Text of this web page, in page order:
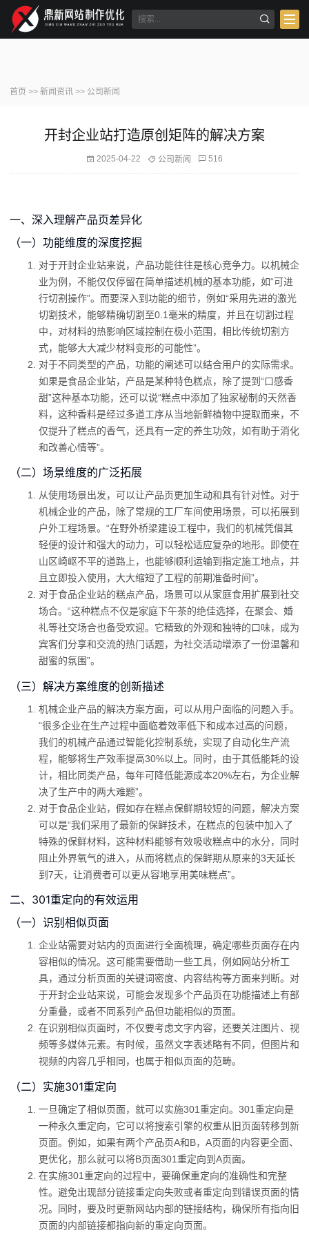
首页 >> 新闻资讯 >> 公司新闻
开封企业站打造原创矩阵的解决方案
2025-04-22 公司新闻 516
一、深入理解产品页差异化
（一）功能维度的深度挖掘
对于开封企业站来说，产品功能往往是核心竞争力。以机械企
业为例，不能仅仅停留在简单描述机械的基本功能，如“可进
行切割操作”。而要深入到功能的细节，例如“采用先进的激光
切割技术，能够精确切割至0.1毫米的精度，并且在切割过程
中，对材料的热影响区域控制在极小范围，相比传统切割方
式，能够大大减少材料变形的可能性”。
对于不同类型的产品，功能的阐述可以结合用户的实际需求。
如果是食品企业站，产品是某种特色糕点，除了提到“口感香
甜”这种基本功能，还可以说“糕点中添加了独家秘制的天然香
料，这种香料是经过多道工序从当地新鲜植物中提取而来，不
仅提升了糕点的香气，还具有一定的养生功效，如有助于消化
和改善心情等”。
（二）场景维度的广泛拓展
从使用场景出发，可以让产品页更加生动和具有针对性。对于
机械企业的产品，除了常规的工厂车间使用场景，可以拓展到
户外工程场景。“在野外桥梁建设工程中，我们的机械凭借其
轻便的设计和强大的动力，可以轻松适应复杂的地形。即使在
山区崎岖不平的道路上，也能够顺利运输到指定施工地点，并
且立即投入使用，大大缩短了工程的前期准备时间”。
对于食品企业站的糕点产品，场景可以从家庭食用扩展到社交
场合。“这种糕点不仅是家庭下午茶的绝佳选择，在聚会、婚
礼等社交场合也备受欢迎。它精致的外观和独特的口味，成为
宾客们分享和交流的热门话题，为社交活动增添了一份温馨和
甜蜜的氛围”。
（三）解决方案维度的创新描述
机械企业产品的解决方案方面，可以从用户面临的问题入手。
“很多企业在生产过程中面临着效率低下和成本过高的问题，
我们的机械产品通过智能化控制系统，实现了自动化生产流
程，能够将生产效率提高30%以上。同时，由于其低能耗的设
计，相比同类产品，每年可降低能源成本20%左右，为企业解
决了生产中的两大难题”。
对于食品企业站，假如存在糕点保鲜期较短的问题，解决方案
可以是“我们采用了最新的保鲜技术，在糕点的包装中加入了
特殊的保鲜材料，这种材料能够有效吸收糕点中的水分，同时
阻止外界氧气的进入，从而将糕点的保鲜期从原来的3天延长
到7天，让消费者可以更从容地享用美味糕点”。
二、301重定向的有效运用
（一）识别相似页面
企业站需要对站内的页面进行全面梳理，确定哪些页面存在内
容相似的情况。这可能需要借助一些工具，例如网站分析工
具，通过分析页面的关键词密度、内容结构等方面来判断。对
于开封企业站来说，可能会发现多个产品页在功能描述上有部
分重叠，或者不同系列产品但功能相似的页面。
在识别相似页面时，不仅要考虑文字内容，还要关注图片、视
频等多媒体元素。有时候，虽然文字表述略有不同，但图片和
视频的内容几乎相同，也属于相似页面的范畴。
（二）实施301重定向
一旦确定了相似页面，就可以实施301重定向。301重定向是
一种永久重定向，它可以将搜索引擎的权重从旧页面转移到新
页面。例如，如果有两个产品页A和B，A页面的内容更全面、
更优化，那么就可以将B页面301重定向到A页面。
在实施301重定向的过程中，要确保重定向的准确性和完整
性。避免出现部分链接重定向失败或者重定向到错误页面的情
况。同时，要及时更新网站内部的链接结构，确保所有指向旧
页面的内部链接都指向新的重定向页面。